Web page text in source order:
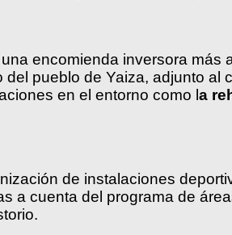
encomienda inversora
pueblo de Yaiza, adjunto al
en el entorno como la
de instalaciones
a cuenta del programa de